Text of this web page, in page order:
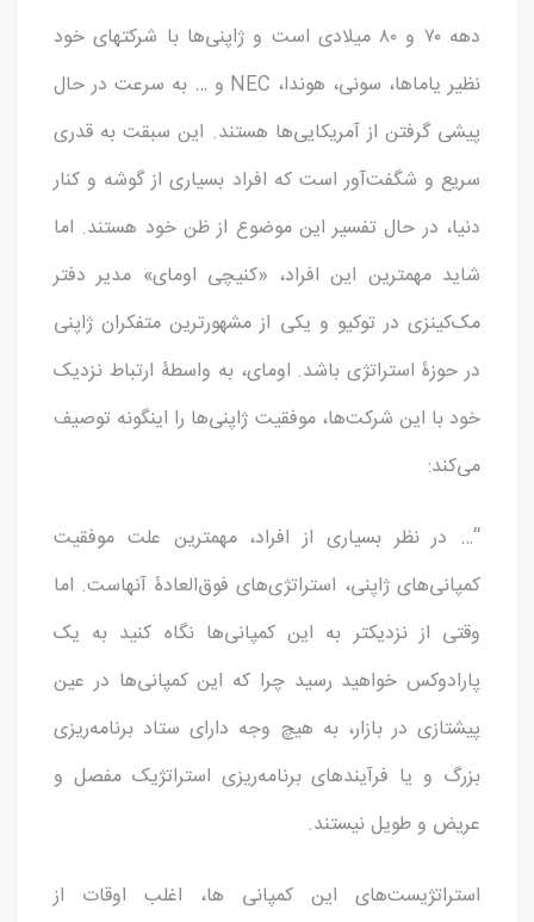
دهه ۷۰ و ۸۰ میلادی است و ژاپنی‌ها با شرکتهای خود
نظیر یاماها، سونی، هوندا، NEC و … به سرعت در حال
پیشی گرفتن از آمریکایی‌ها هستند. این سبقت به قدری
سریع و شگفت‌آور است که افراد بسیاری از گوشه و کنار
دنیا، در حال تفسیر این موضوع از ظن خود هستند. اما
شاید مهمترین این افراد، «کنیچی اومای» مدیر دفتر
مک‌کینزی در توکیو و یکی از مشهورترین متفکران ژاپنی
در حوزۀ استراتژی باشد. اومای، به واسطۀ ارتباط نزدیک
خود با این شرکت‌ها، موفقیت ژاپنی‌ها را اینگونه توصیف
می‌کند:
“… در نظر بسیاری از افراد، مهمترین علت موفقیت
کمپانی‌های ژاپنی، استراتژی‌های فوق‌العادۀ آنهاست. اما
وقتی از نزدیکتر به این کمپانی‌ها نگاه کنید به یک
پارادوکس خواهید رسید چرا که این کمپانی‌ها در عین
پیشتازی در بازار، به هیچ وجه دارای ستاد برنامه‌ریزی
بزرگ و یا فرآیندهای برنامه‌ریزی استراتژیک مفصل و
عریض و طویل نیستند.
استراتژیست‌های این کمپانی ها، اغلب اوقات از